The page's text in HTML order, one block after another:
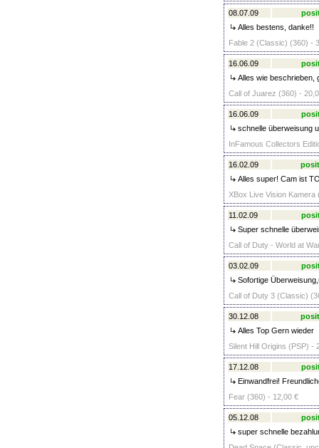
08.07.09
Alles bestens, danke!!
Fable 2 (Classic) (360) -
16.06.09
Alles wie beschrieben,
Call of Juarez (360) -
16.06.09
schnelle überweisung
InFamous Collectors
16.02.09
Alles super! Cam ist
XBox Live Vision Kamera
11.02.09
Super schnelle
Call of Duty - World at
03.02.09
Sofortige
Call of Duty 3 (Classic)
30.12.08
Alles Top Gern wieder
Silent Hill Origins (PSP) -
17.12.08
Einwandfrei!
Fear (360) - 12,00 €
05.12.08
super schnelle